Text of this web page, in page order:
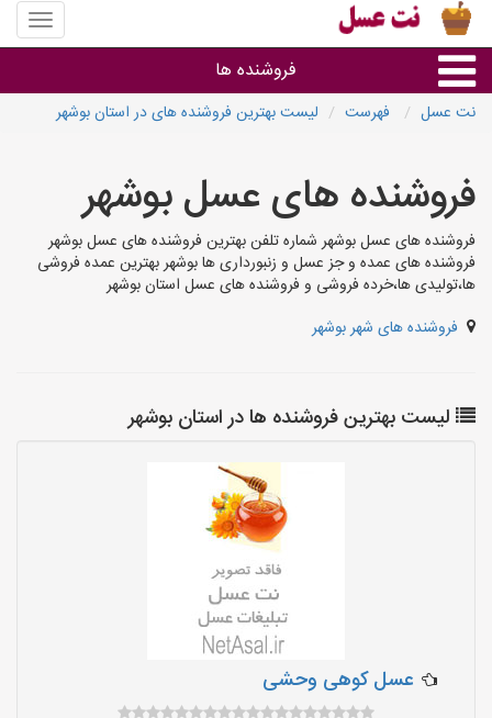
منوی
سایت
عسل
فروشنده ها
استان ها
نت عسل فهرست لیست بهترین فروشنده های در استان بوشهر
فروشنده های عسل بوشهر
فروشنده های عسل بوشهر شماره تلفن بهترین فروشنده های عسل بوشهر
فروشنده های عمده و جز عسل و زنبورداری ها بوشهر بهترین عمده فروشی
ها،تولیدی ها،خرده فروشی و فروشنده های عسل استان بوشهر
فروشنده های شهر بوشهر
لیست بهترین فروشنده ها در استان بوشهر
عسل کوهی وحشی